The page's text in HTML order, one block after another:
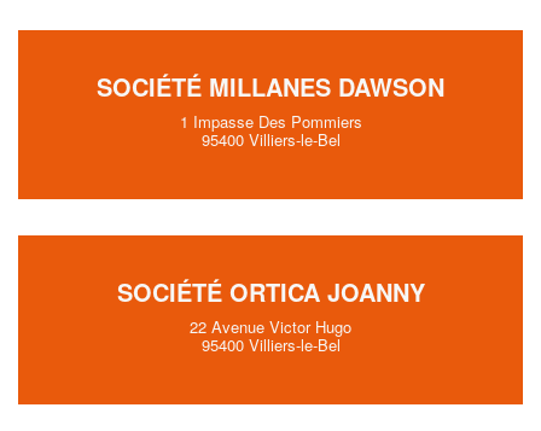
SOCIÉTÉ MILLANES DAWSON
1 Impasse Des Pommiers
95400 Villiers-le-Bel
SOCIÉTÉ ORTICA JOANNY
22 Avenue Victor Hugo
95400 Villiers-le-Bel